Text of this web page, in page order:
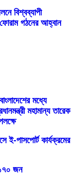
বিশ্বব্যাপী
ফোরাম গঠনের আহ্বান
মধ্যে
মহামান্য তারেক
ই-পাসপোর্ট কার্যক্রমের
১৭০ জন